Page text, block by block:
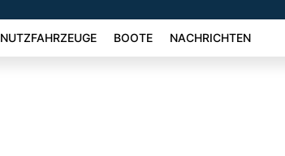
NUTZFAHRZEUGE BOOTE NACHRICHTEN